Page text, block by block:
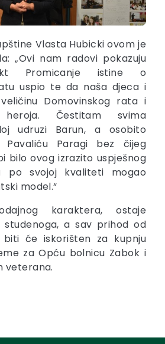
Vlasta Hubicki ovom je
„Ovi nam radovi pokazuju
Promicanje istine o
uspio te da naša djeca i
Domovinskog rata i
Čestitam svima
udruzi Barun, a osobito
Pavaliću Paragi bez čijeg
bilo ovog izrazito uspješnog
po svojoj kvaliteti mogao
model.“
karaktera, ostaje
a sav prihod od
će iskorišten za kupnju
za Opću bolnicu Zabok i
veterana.